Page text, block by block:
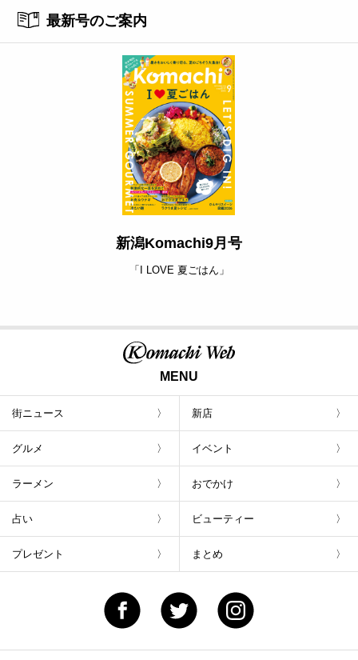
最新号のご案内
新潟Komachi9月号
「I LOVE 夏ごはん」
MENU
街ニュース 新店
グルメ イベント
ラーメン おでかけ
占い ビューティー
プレゼント まとめ